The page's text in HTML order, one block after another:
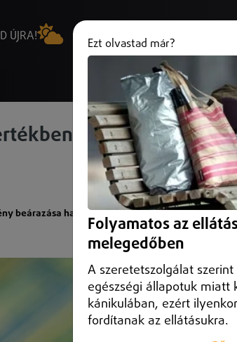
ÚJRA! +36 (20) 316
bocsáthat ki
beárazása hamarosan megtörténhet, miközben
Ezt olvastad már?
Folyamatos az
melegedőben
A szeretetszolgálat
egészségi állapotuk miatt
kánikulában, ezért
fordítanak az ellátásukra.